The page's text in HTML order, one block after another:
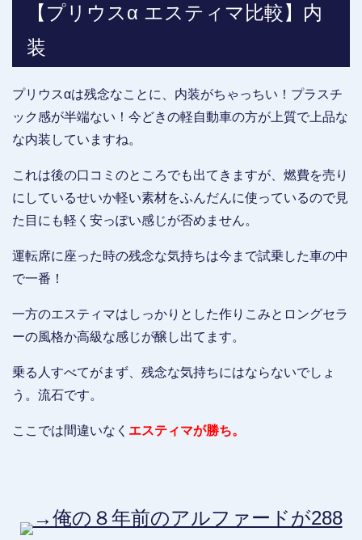
【プリウスα エスティマ比較】内
装
プリウスαは残念なことに、内装がちゃっちい！プラスチ
ック感が半端ない！今どきの軽自動車の方が上質で上品な
な内装していますね。
これは後の口コミのところでも出てきますが、燃費を売り
にしているせいか軽い素材をふんだんに使っているので見
た目にも軽く安っぽい感じが否めません。
運転席に座った時の残念な気持ちは今まで試乗した車の中
で一番！
一方のエスティマはしっかりとした作りこみとロングセラ
ーの風格か高級な感じが醸し出てます。
乗る人すべてがまず、残念な気持ちにはならないでしょ
う。流石です。
ここでは間違いなく エスティマが勝ち。
→俺の８年前のアルファードが288